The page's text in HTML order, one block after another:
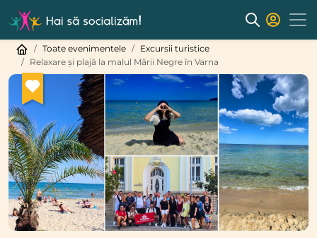
Toate evenimentele
Excursii turistice
Relaxare și plajă la malul Mării Negre în Varna